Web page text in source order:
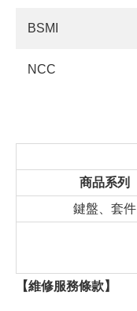
BSMI
NCC
商品系列
鍵盤、套件
【維修服務條款】